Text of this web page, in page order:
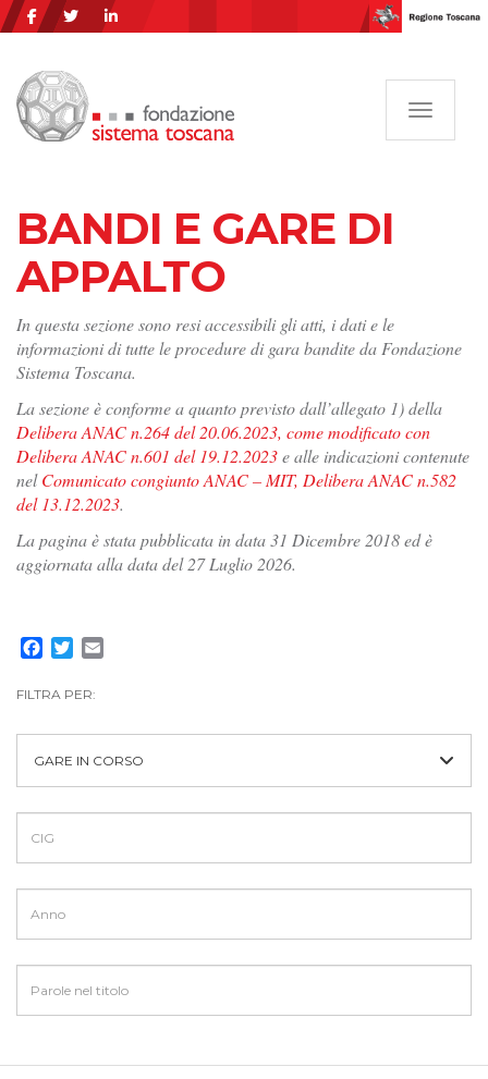
BANDI E GARE DI
APPALTO
In questa sezione sono resi accessibili gli atti, i dati e le
informazioni di tutte le procedure di gara bandite da Fondazione
Sistema Toscana.
La sezione è conforme a quanto previsto dall’allegato 1) della
Delibera ANAC n.264 del 20.06.2023, come modificato con
Delibera ANAC n.601 del 19.12.2023e alle indicazioni contenute
nelComunicato congiunto ANAC – MIT, Delibera ANAC n.582
del 13.12.2023.
La pagina è stata pubblicata in data 31 Dicembre 2018 ed è
aggiornata alla data del 27 Luglio 2026.
Facebook
Twitter
FILTRA PER:
GARE IN CORSO